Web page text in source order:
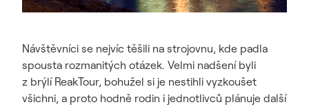
Návštěvníci se nejvíc těšili na strojovnu, kde padla
spousta rozmanitých otázek. Velmi nadšení byli
z brýlí ReakTour, bohužel si je nestihli vyzkoušet
všichni, a proto hodně rodin i jednotlivců plánuje další